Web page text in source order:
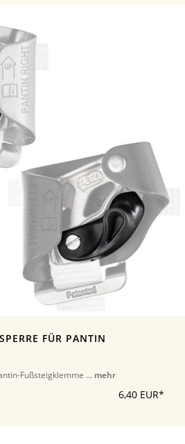
FÜR PANTIN
Fußsteigklemme ... mehr
6,40 EUR*